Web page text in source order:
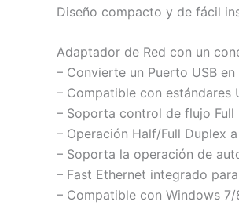
Diseño compacto y de fácil
Adaptador de Red con un
– Convierte un Puerto USB
– Compatible con estándares
– Soporta control de flujo Full
– Operación Half/Full Duplex
– Soporta la operación de
– Fast Ethernet integrado
– Compatible con Windows 7/